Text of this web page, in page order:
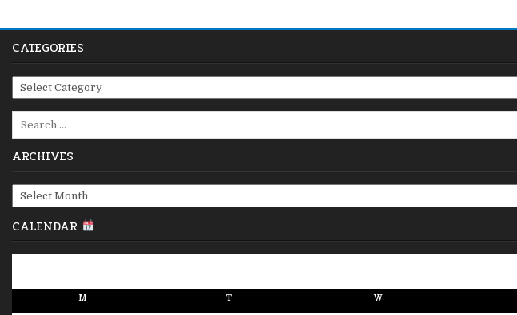
CATEGORIES
Categories
ARCHIVES
Archives
CALENDAR
M T W